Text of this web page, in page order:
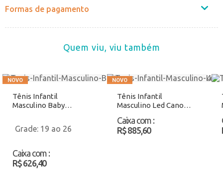
Formas de pagamento
Quem viu, viu também
Tênis Infantil
Masculino Baby
19 ao 26
Caixa com :
R$ 626,40
Tênis Infantil
Masculino Led Cano
Branco/Vermelho
Atacado
Caixa com :
R$ 885,60